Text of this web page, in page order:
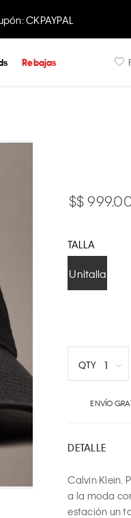
CKPAYPAL
Rebajas
$
TALLA
Unitalla
QTY 1
6
7
8
ENVÍO
DETALLE
Calvin Klein.
a la moda
estación un